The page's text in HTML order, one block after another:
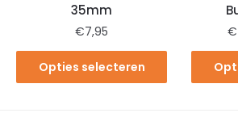
35mm
€7,95
Opties selecteren
€